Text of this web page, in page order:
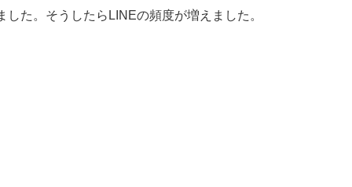
た。そうしたらLINEの頻度が増えました。